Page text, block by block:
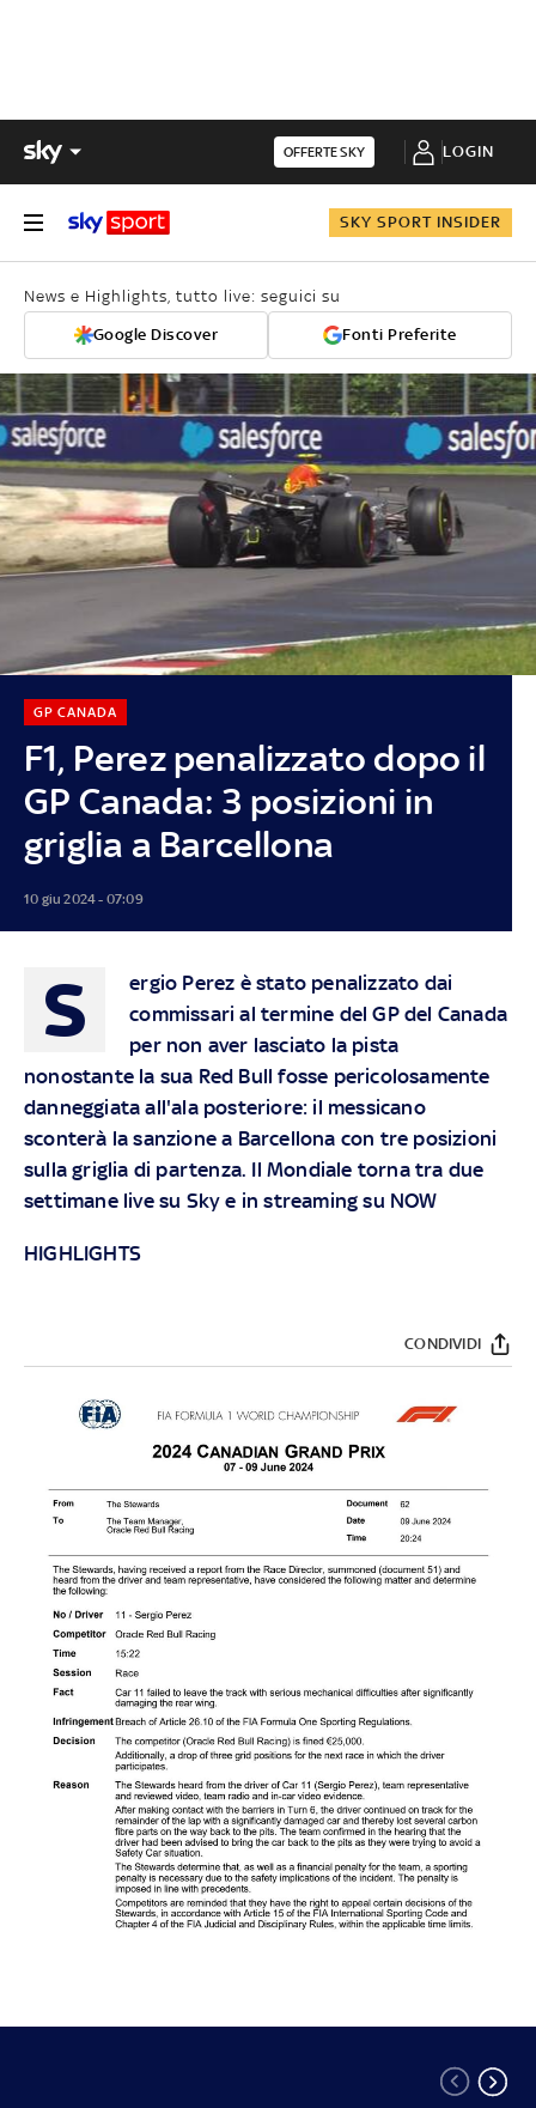
OFFERTE SKY LOGIN
SKY SPORT INSIDER
News e Highlights, tutto live: seguici su
Google Discover Fonti Preferite
F1, Perez penalizzato dopo il
GP Canada: 3 posizioni in
griglia a Barcellona
GP CANADA
10 giu 2024 - 07:09
S
ergio Perez è stato penalizzato dai
commissari al termine del GP del Canada
per non aver lasciato la pista
nonostante la sua Red Bull fosse pericolosamente
danneggiata all'ala posteriore: il messicano
sconterà la sanzione a Barcellona con tre posizioni
sulla griglia di partenza. Il Mondiale torna tra due
settimane live su Sky e in streaming su NOW
HIGHLIGHTS
CONDIVIDI